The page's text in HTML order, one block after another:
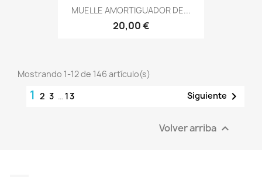
MUELLE AMORTIGUADOR DE...
20,00 €
Mostrando 1-12 de 146 artículo(s)
1 2 3 … 13 Siguiente 
Volver arriba 